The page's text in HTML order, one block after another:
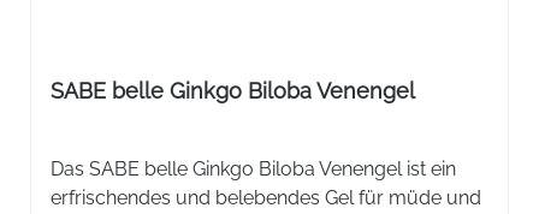
SABE belle Ginkgo Biloba Venengel
Das SABE belle Ginkgo Biloba Venengel ist ein
erfrischendes und belebendes Gel für müde und